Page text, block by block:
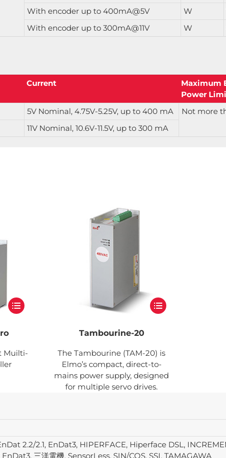
With encoder up to 400mA@5V
W
With encoder up to 300mA@11V
W
Current
Maximum
Power
5V Nominal, 4.75V-5.25V, up to 400 mA
Not more
11V Nominal, 10.6V-11.5V, up to 300 mA
Muilti-
Tambourine-20
The Tambourine (TAM-20) is
Elmo’s compact, direct-to-
mains power supply, designed
for multiple servo drives.
2.2/2.1, EnDat3, HIPERFACE, Hiperface DSL,
三洋電機, SensorLess, SIN/COS, SSI, TAMAGAWA